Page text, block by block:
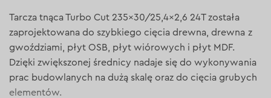
Tarcza tnąca Turbo Cut 235×30/25,4×2,6 24T została
zaprojektowana do szybkiego cięcia drewna, drewna z
gwoździami, płyt OSB, płyt wiórowych i płyt MDF.
Dzięki zwiększonej średnicy nadaje się do wykonywania
prac budowlanych na dużą skalę oraz do cięcia grubych
elementów.